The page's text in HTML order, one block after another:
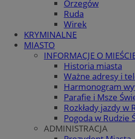
Orzegów
Ruda
Wirek
KRYMINALNE
MIASTO
INFORMACJE O
Historia miasta
Ważne adresy i
Harmonogram
Parafie i Msze
Rozkłady jazdy w
Pogoda w Rudzie
ADMINISTRACJA